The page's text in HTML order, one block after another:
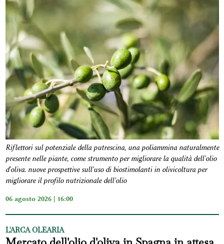
Riflettori sul potenziale della putrescina, una poliammina naturalmente
presente nelle piante, come strumento per migliorare la qualità dell'olio
d'oliva. nuove prospettive sull'uso di biostimolanti in olivicoltura per
migliorare il profilo nutrizionale dell'olio
06 agosto 2026 | 16:00
L'ARCA OLEARIA